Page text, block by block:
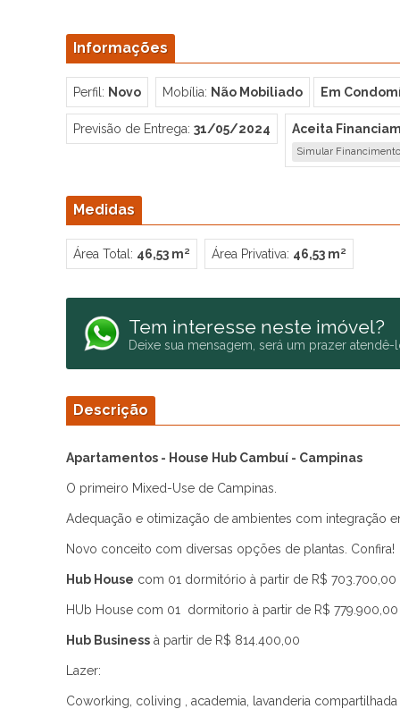
Informações
Perfil: Novo Mobília: Não Mobiliado Em
Previsão de Entrega: 31/05/2024 Aceita
Simular Financimento
Medidas
Área Total: 46,53 m² Área Privativa: 46,53 m²
Tem interesse neste imóvel?
Deixe sua mensagem, será um prazer atendê-
Descrição
Apartamentos - House Hub Cambuí - Campinas
O primeiro Mixed-Use de Campinas.
Adequação e otimização de ambientes com integração
Novo conceito com diversas opções de plantas. Confira!
Hub House com 01 dormitório à partir de R$ 703.700,00
HUb House com 01 dormitorio à partir de R$ 779.900,00
Hub Businessà partir de R$ 814.400,00
Lazer:
Coworking, coliving , academia, lavanderia